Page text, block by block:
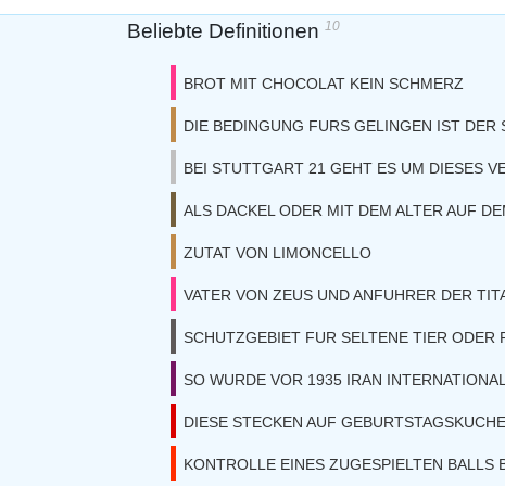
Beliebte Definitionen 10
BROT MIT CHOCOLAT KEIN SCHMERZ
DIE BEDINGUNG FURS GELINGEN IST DER
BEI STUTTGART 21 GEHT ES UM DIESES
ALS DACKEL ODER MIT DEM ALTER AUF
ZUTAT VON LIMONCELLO
VATER VON ZEUS UND ANFUHRER DER
SCHUTZGEBIET FUR SELTENE TIER ODER
SO WURDE VOR 1935 IRAN
DIESE STECKEN AUF
KONTROLLE EINES ZUGESPIELTEN BALLS